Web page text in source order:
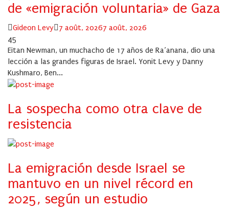
de «emigración voluntaria» de Gaza
Author
Gideon Levy
Posted
7 août, 20267 août, 2026
45
Eitan Newman, un muchacho de 17 años de Ra’anana, dio una
lección a las grandes figuras de Israel. Yonit Levy y Danny
Kushmaro, Ben...
La sospecha como otra clave de
resistencia
La emigración desde Israel se
mantuvo en un nivel récord en
2025, según un estudio